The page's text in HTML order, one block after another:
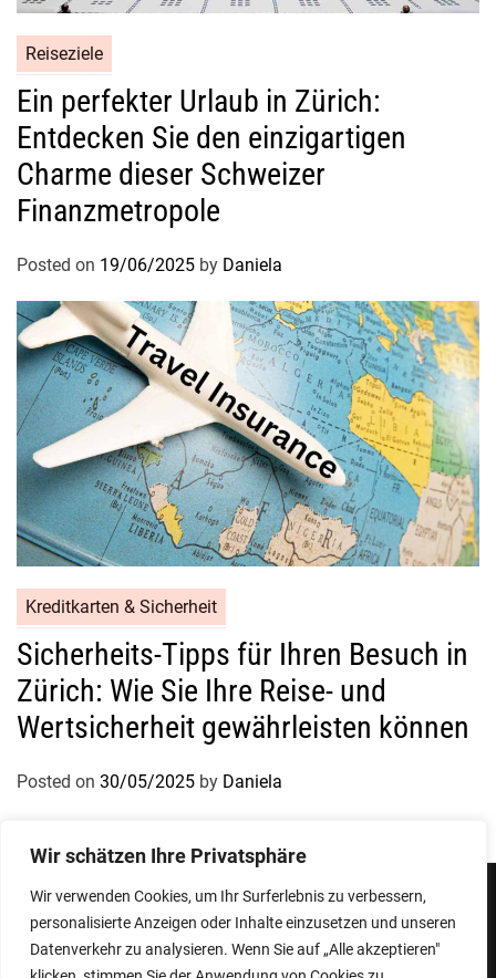
Wir schätzen Ihre Privatsphäre
Wir verwenden Cookies, um Ihr Surferlebnis zu verbessern,
personalisierte Anzeigen oder Inhalte einzusetzen und unseren
Datenverkehr zu analysieren. Wenn Sie auf „Alle akzeptieren"
Reiseziele
Ein perfekter Urlaub in Zürich:
Entdecken Sie den einzigartigen
Charme dieser Schweizer
Finanzmetropole
Posted on 19/06/2025 by Daniela
Kreditkarten & Sicherheit
Sicherheits-Tipps für Ihren Besuch in
Zürich: Wie Sie Ihre Reise- und
Wertsicherheit gewährleisten können
Posted on 30/05/2025 by Daniela
ImpressumDatenschutzerklärung